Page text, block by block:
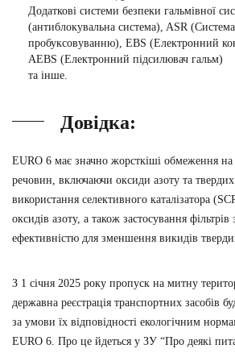
Додаткові системи безпеки гальмівної
(антиблокувальна система), ASR
пробуксовуванню), EBS (Електронний
AEBS (Електронний підсилювач гальм)
та інше.
Довідка:
EURO 6 має значно жорсткіші обмеження
речовин, включаючи оксиди азоту та
використання селективного каталізатора
оксидів азоту, а також застосування
ефективністю для зменшення викидів
З 1 січня 2025 року пропуск на митну
державна реєстрація транспортних засобів
за умови їх відповідності екологічним
EURO 6. Про це йдеться у ЗУ “Про деякі